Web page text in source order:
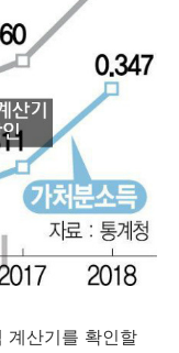
계산기를 확인할